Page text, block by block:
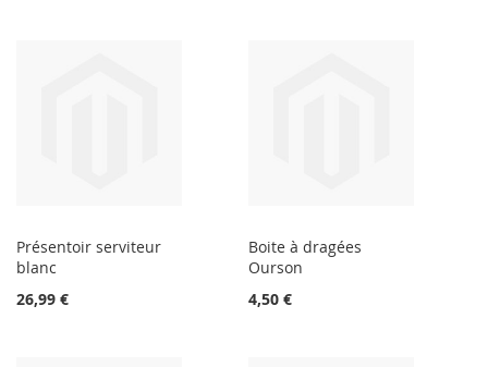
Présentoir serviteur
blanc
26,99 €
Boite à dragées
Ourson
4,50 €